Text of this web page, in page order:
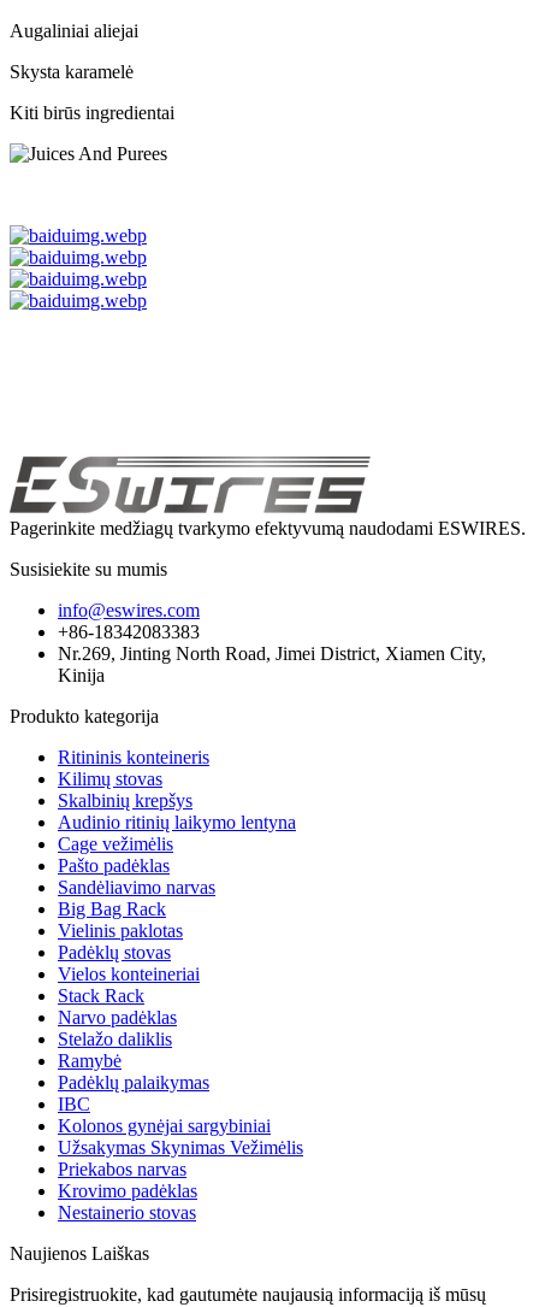
Augaliniai aliejai
Skysta karamelė
Kiti birūs ingredientai
Pagerinkite medžiagų tvarkymo efektyvumą naudodami ESWIRES.
Susisiekite su mumis
info@eswires.com
+86-18342083383
Nr.269, Jinting North Road, Jimei District, Xiamen City,
Kinija
Produkto kategorija
Ritininis konteineris
Kilimų stovas
Skalbinių krepšys
Audinio ritinių laikymo lentyna
Cage vežimėlis
Pašto padėklas
Sandėliavimo narvas
Big Bag Rack
Vielinis paklotas
Padėklų stovas
Vielos konteineriai
Stack Rack
Narvo padėklas
Stelažo daliklis
Ramybė
Padėklų palaikymas
IBC
Kolonos gynėjai sargybiniai
Užsakymas Skynimas Vežimėlis
Priekabos narvas
Krovimo padėklas
Nestainerio stovas
Naujienos Laiškas
Prisiregistruokite, kad gautumėte naujausią informaciją iš mūsų